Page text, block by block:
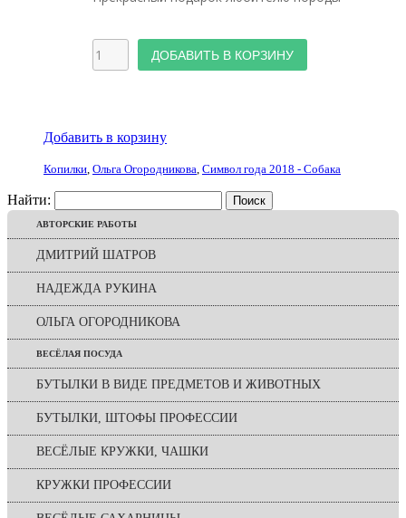
ДОБАВИТЬ В КОРЗИНУ
Добавить в корзину
Копилки, Ольга Огородникова, Символ года 2018 - Собака
Найти:
АВТОРСКИЕ РАБОТЫ
ДМИТРИЙ ШАТРОВ
НАДЕЖДА РУКИНА
ОЛЬГА ОГОРОДНИКОВА
ВЕСЁЛАЯ ПОСУДА
БУТЫЛКИ В ВИДЕ ПРЕДМЕТОВ И ЖИВОТНЫХ
БУТЫЛКИ, ШТОФЫ ПРОФЕССИИ
ВЕСЁЛЫЕ КРУЖКИ, ЧАШКИ
КРУЖКИ ПРОФЕССИИ